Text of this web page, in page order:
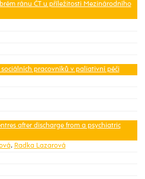
ránu ČT u příležitosti Mezinárodního
pracovníků v paliativní péči
after discharge from a psychiatric
, Radka Lazarová